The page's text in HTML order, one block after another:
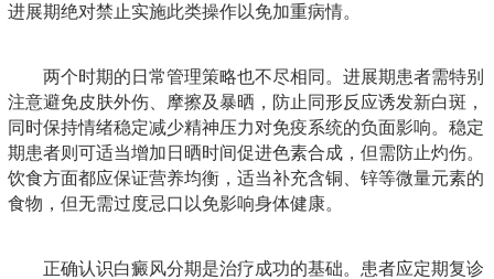
进展期绝对禁止实施此类操作以免加重病情。
两个时期的日常管理策略也不尽相同。进展期患者需特别
注意避免皮肤外伤、摩擦及暴晒，防止同形反应诱发新白斑，
同时保持情绪稳定减少精神压力对免疫系统的负面影响。稳定
期患者则可适当增加日晒时间促进色素合成，但需防止灼伤。
饮食方面都应保证营养均衡，适当补充含铜、锌等微量元素的
食物，但无需过度忌口以免影响身体健康。
正确认识白癜风分期是治疗成功的基础。患者应定期复诊